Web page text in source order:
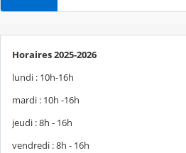
Horaires 2025-2026
lundi : 10h-16h
mardi : 10h -16h
jeudi : 8h - 16h
vendredi : 8h - 16h